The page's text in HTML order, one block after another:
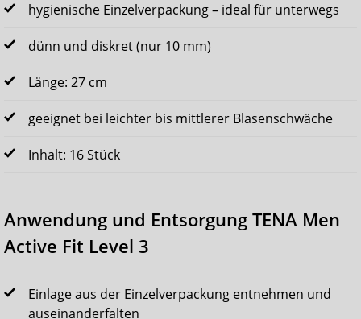
hygienische Einzelverpackung – ideal für unterwegs
dünn und diskret (nur 10 mm)
Länge: 27 cm
geeignet bei leichter bis mittlerer Blasenschwäche
Inhalt: 16 Stück
Anwendung und Entsorgung TENA Men
Active Fit Level 3
Einlage aus der Einzelverpackung entnehmen und
auseinanderfalten